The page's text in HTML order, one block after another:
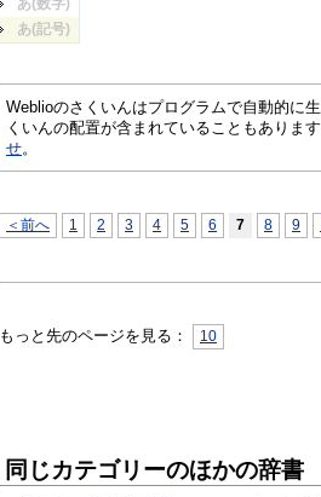
あ(数字)
あ(記号)
Weblioのさくいんはプログラムで自動的に
くいんの配置が含まれていることもありま
せ。
＜前へ 1 2 3 4 5 6 7 8 9
もっと先のページを見る： 10
同じカテゴリーのほかの辞書